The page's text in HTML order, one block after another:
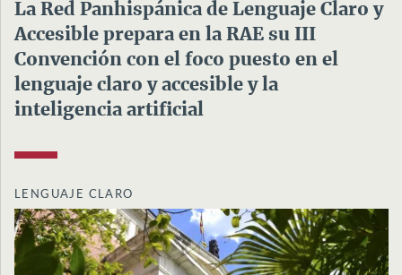
La Red Panhispánica de Lenguaje Claro y
Accesible prepara en la RAE su III
Convención con el foco puesto en el
lenguaje claro y accesible y la
inteligencia artificial
LENGUAJE CLARO